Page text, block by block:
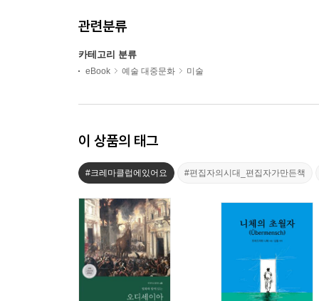
관련분류
카테고리 분류
eBook 예술 대중문화 미술
이 상품의 태그
#크레마클럽에있어요 #편집자의시대_편집자가만든책